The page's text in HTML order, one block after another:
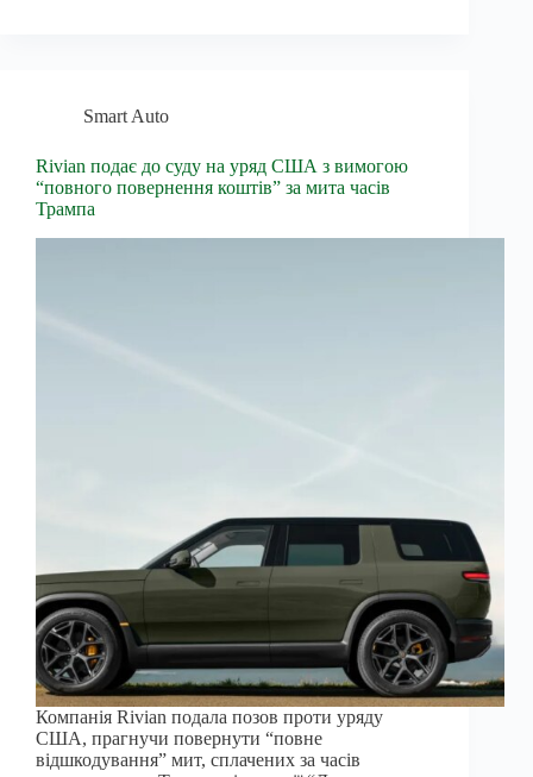
Smart Auto
Rivian подає до суду на уряд США з вимогою
“повного повернення коштів” за мита часів
Трампа
Компанія Rivian подала позов проти уряду
США, прагнучи повернути “повне
відшкодування” мит, сплачених за часів